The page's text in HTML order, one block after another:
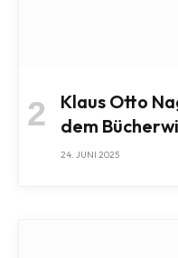
Klaus Otto
dem
24. JUNI 2025